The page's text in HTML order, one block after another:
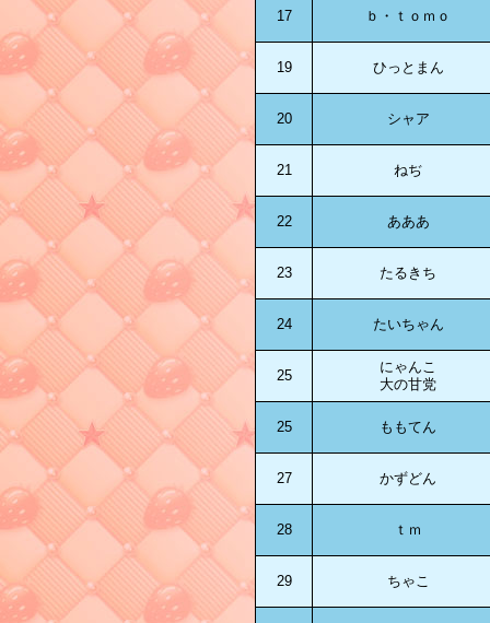
17 ｂ・ｔｏｍｏ
19 ひっとまん
20 シャア
21 ねぢ
22 あああ
23 たるきち
24 たいちゃん
25
にゃんこ
大の甘党
25 ももてん
27 かずどん
28 ｔｍ
29 ちゃこ